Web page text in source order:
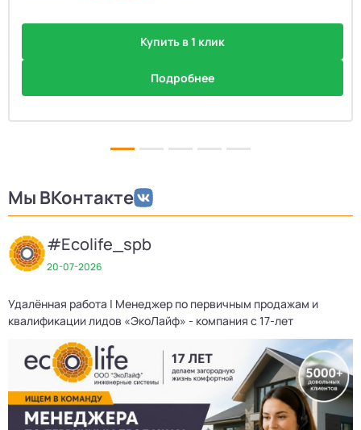
Купить в 1 клик
Подробнее
Мы ВКонтакте
#Ecolife_spb
20-07-2026
Удалённая работа | Менеджер по первичным продажам и
квалификации лидов «ЭкоЛайф» - компания с 17-лет